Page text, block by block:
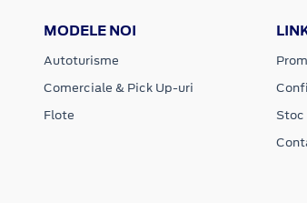
MODELE NOI
Autoturisme
Comerciale & Pick Up-uri
Flote
Stoc